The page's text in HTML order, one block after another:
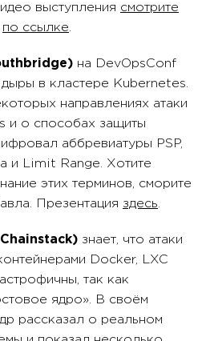
выступления смотрите
по ссылке
на DevOpsConf
в кластере Kubernetes.
направлениях атаки
и о способах защиты
аббревиатуры PSP,
и Limit Range. Хотите
этих терминов, сморите
Презентация здесь
знает, что атаки
Docker, LXC
так как
ядро». В своём
рассказал о реальном